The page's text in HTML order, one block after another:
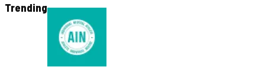
Trending